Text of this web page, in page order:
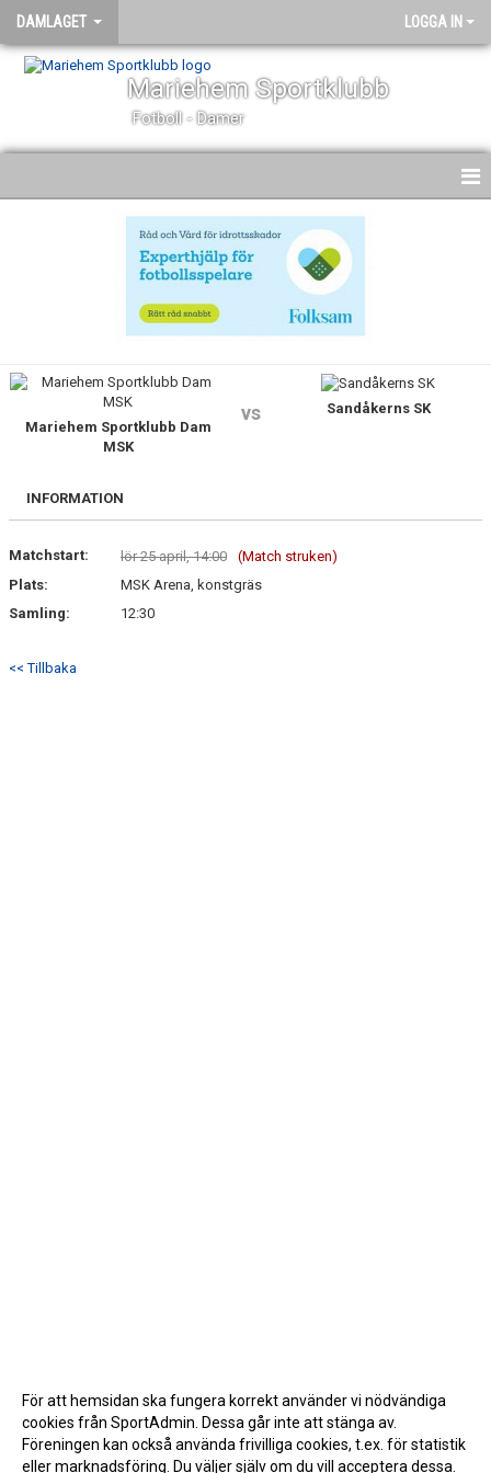
DAMLAGET LOGGA IN
Mariehem Sportklubb
Fotboll - Damer
DOKUMENT
KONTAKT
Mariehem Sportklubb Dam
MSK
vs Sandåkerns SK
INFORMATION
Matchstart: lör 25 april, 14:00
(Match struken)
Plats:
MSK Arena, konstgräs
Samling:
12:30
<< Tillbaka
För att hemsidan ska fungera korrekt använder vi nödvändiga
cookies från SportAdmin. Dessa går inte att stänga av.
Föreningen kan också använda frivilliga cookies, t.ex. för statistik
eller marknadsföring. Du väljer själv om du vill acceptera dessa.